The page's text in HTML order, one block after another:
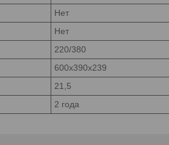
Нет
Нет
220/380
600x390x239
21,5
2 года